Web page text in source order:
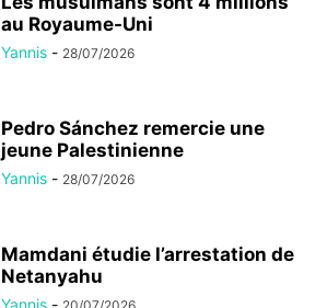
au Royaume-Uni
Yannis - 28/07/2026
Pedro Sánchez remercie une
jeune Palestinienne
Yannis - 28/07/2026
Mamdani étudie l’arrestation de
Netanyahu